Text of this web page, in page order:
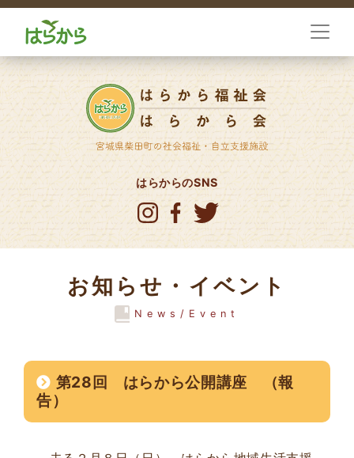
はらからのSNS
お知らせ・イベント
第28回 はらから公開講座 （報
告）